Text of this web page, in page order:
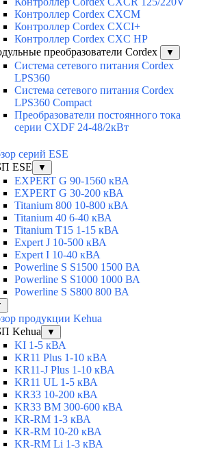
Контроллер Cordex CXCM
Контроллер Cordex CXCI+
Контроллер Cordex CXC HP
преобразователи Cordex
▼
Система сетевого питания Cordex
LPS360
Система сетевого питания Cordex
LPS360 Compact
Преобразователи постоянного тока
серии CXDF 24-48/2кВт
серий ESE
ESE
▼
EXPERT G 90-1560 кВА
EXPERT G 30-200 кВА
Titanium 800 10-800 кВА
Titanium 40 6-40 кВА
Titanium T15 1-15 кВА
Expert J 10-500 кВА
Expert I 10-40 кВА
Powerline S S1500 1500 ВА
Powerline S S1000 1000 ВА
Powerline S S800 800 ВА
продукции Kehua
Kehua
▼
KI 1-5 кВА
KR11 Plus 1-10 кВА
KR11-J Plus 1-10 кВА
KR11 UL 1-5 кВА
KR33 10-200 кВА
KR33 BM 300-600 кВА
KR-RM 1-3 кВА
KR-RM 10-20 кВА
KR-RM Li 1-3 кВА